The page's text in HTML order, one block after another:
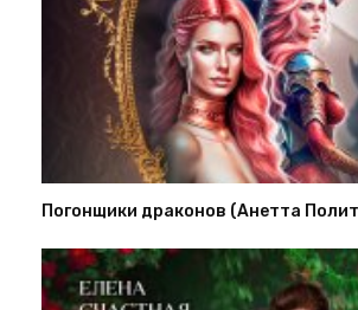
Погонщики драконов (Анетта